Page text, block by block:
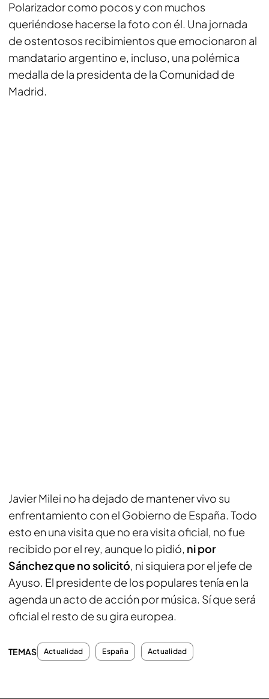
Polarizador como pocos y con muchos
queriéndose hacerse la foto con él. Una jornada
de ostentosos recibimientos que emocionaron al
mandatario argentino e, incluso, una polémica
medalla de la presidenta de la Comunidad de
Madrid.
Javier Milei no ha dejado de mantener vivo su
enfrentamiento con el Gobierno de España. Todo
esto en una visita que no era visita oficial, no fue
recibido por el rey, aunque lo pidió, ni por
Sánchez que no solicitó, ni siquiera por el jefe de
Ayuso. El presidente de los populares tenía en la
agenda un acto de acción por música. Sí que será
oficial el resto de su gira europea.
TEMAS Actualidad España Actualidad